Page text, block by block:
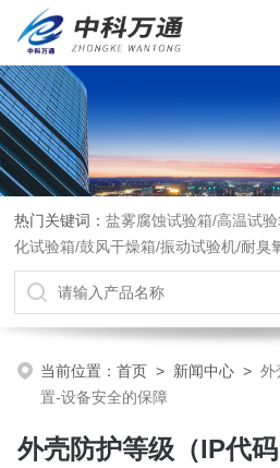
热门关键词：盐雾腐蚀试验箱/高温试
化试验箱/鼓风干燥箱/振动试验机/耐臭
当前位置：首页 > 新闻中心 >外
置-设备安全的保障
外壳防护等级（IP代